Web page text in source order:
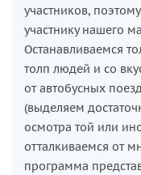
участников,
участнику нашего
Останавливаемся
толп людей и со
от автобусных
(выделяем
осмотра той или
отталкиваемся от
программа